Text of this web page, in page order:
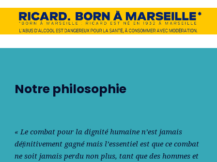
Notre philosophie
« Le combat pour la dignité humaine n’est jamais
déﬁnitivement gagné mais l’essentiel est que ce combat
ne soit jamais perdu non plus, tant que des hommes et